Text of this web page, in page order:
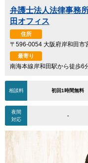
弁護士法人法律事務
田オフィス
住所
〒596-0054 大阪府岸和田
最寄り
南海本線岸和田駅から徒歩6
相談料 初回1時間無料
夜間
対応
-